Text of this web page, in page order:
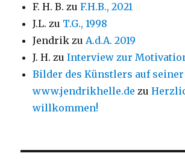
F. H. B. zuF.H.B., 2021
J.L. zu T.G., 1998
Jendrik zuA.d.A. 2019
J. H. zuInterview zur
Bilder des Künstlers auf seiner
www.jendrikhelle.de zu
willkommen!